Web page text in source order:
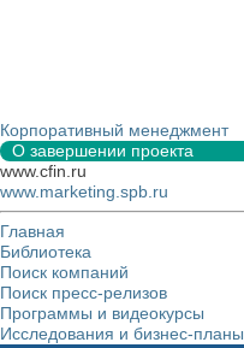
Корпоративный менеджмент
О завершении проекта
www.cfin.ru
www.marketing.spb.ru
Главная
Библиотека
Поиск компаний
Поиск пресс-релизов
Программы и видеокурсы
Исследования и бизнес-планы